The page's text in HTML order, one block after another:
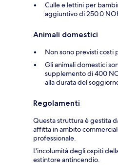
Culle e lettini per
aggiuntivo di 250.0
Animali domestici
Non sono previsti costi
Gli animali domestici
supplemento di 400
alla durata del
Regolamenti
Questa struttura è gestita
affitta in ambito
professionale.
L'incolumità degli ospiti
estintore antincendio.